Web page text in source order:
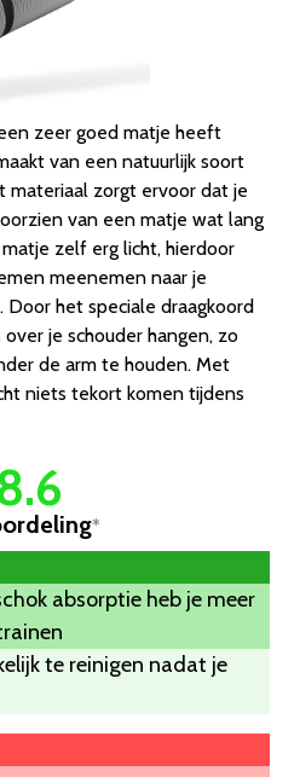
zeer goed matje heeft
van een natuurlijk soort
materiaal zorgt ervoor dat je
van een matje wat lang
zelf erg licht, hierdoor
meenemen naar je
het speciale draagkoord
je schouder hangen, zo
de arm te houden. Met
niets tekort komen tijdens
*
absorptie heb je meer
te reinigen nadat je